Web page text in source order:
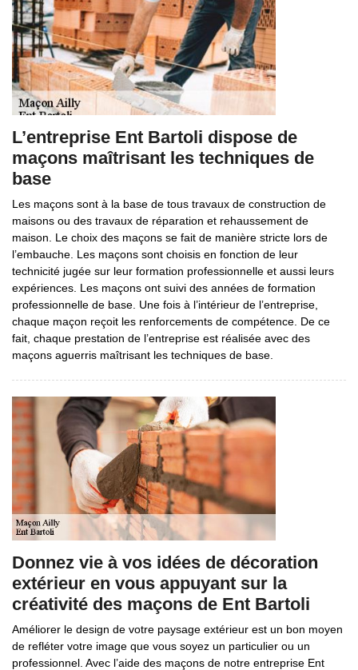
L’entreprise Ent Bartoli dispose de
maçons maîtrisant les techniques de
base
Les maçons sont à la base de tous travaux de construction de
maisons ou des travaux de réparation et rehaussement de
maison. Le choix des maçons se fait de manière stricte lors de
l’embauche. Les maçons sont choisis en fonction de leur
technicité jugée sur leur formation professionnelle et aussi leurs
expériences. Les maçons ont suivi des années de formation
professionnelle de base. Une fois à l’intérieur de l’entreprise,
chaque maçon reçoit les renforcements de compétence. De ce
fait, chaque prestation de l’entreprise est réalisée avec des
maçons aguerris maîtrisant les techniques de base.
Donnez vie à vos idées de décoration
extérieur en vous appuyant sur la
créativité des maçons de Ent Bartoli
Améliorer le design de votre paysage extérieur est un bon moyen
de refléter votre image que vous soyez un particulier ou un
professionnel. Avec l’aide des maçons de notre entreprise Ent